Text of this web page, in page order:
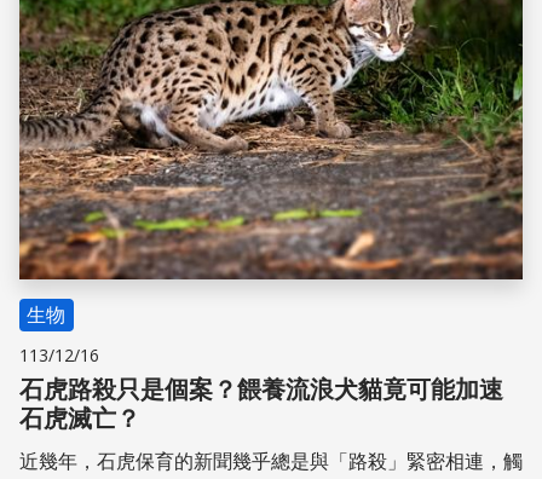
生物
113/12/16
石虎路殺只是個案？餵養流浪犬貓竟可能加速
石虎滅亡？
近幾年，石虎保育的新聞幾乎總是與「路殺」緊密相連，觸